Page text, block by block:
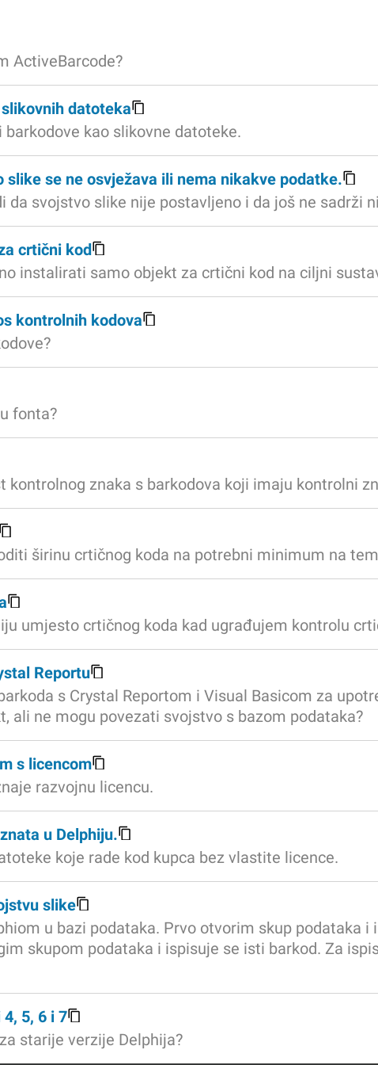
ActiveBarcode?
datoteka
kao slikovne datoteke.
slike se ne osvježava ili nema nikakve podatke.
da svojstvo slike nije postavljeno i da još ne sadrži
crtični kod
instalirati samo objekt za crtični kod na ciljni
kontrolnih kodova
fonta?
znaka s barkodova koji imaju kontrolni
širinu crtičnog koda na potrebni minimum na
umjesto crtičnog koda kad ugrađujem kontrolu
Reportu
s Crystal Reportom i Visual Basicom za
ali ne mogu povezati svojstvo s bazom podataka?
s licencom
razvojnu licencu.
u Delphiju.
koje rade kod kupca bez vlastite licence.
slike
u bazi podataka. Prvo otvorim skup podataka i
skupom podataka i ispisuje se isti barkod. Za
5, 6 i 7
starije verzije Delphija?